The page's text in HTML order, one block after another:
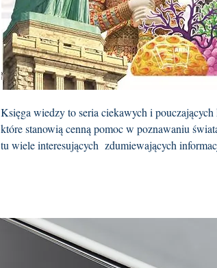
Księga wiedzy to seria ciekawych i
które stanowią cenną pomoc w poznawaniu
tu wiele interesujących zdumiewających